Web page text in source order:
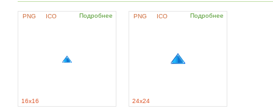
PNG ICO Подробнее
16x16
PNG ICO Подробнее
24x24